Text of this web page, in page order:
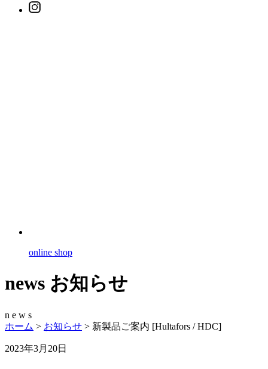
online shop
news お知らせ
n e w s
ホーム > お知らせ > 新製品ご案内 [Hultafors / HDC]
2023年3月20日